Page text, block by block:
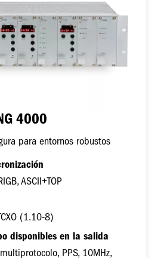
4000
para entornos robustos
ASCII+TOP
(1.10-8)
disponibles en la salida
multiprotocolo, PPS, 10MHz,